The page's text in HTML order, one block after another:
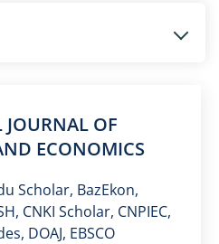
OF
ECONOMICS
Scholar, BazEkon,
CNKI Scholar, CNPIEC,
DOAJ, EBSCO